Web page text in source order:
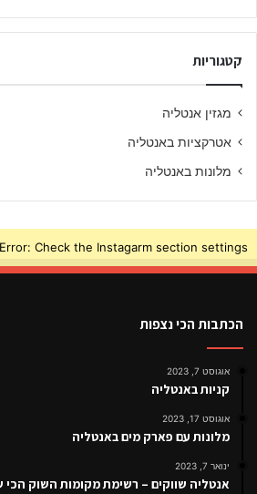
ב
ע
קטגוריות
מגזין אנטליה
אטרקציות באנטליה
מלונות באנטליה
Error: Check the Instagarm section settings.
הכתבות הכי נצפות
אוגוסט 7, 2023
קניות באנטליה
אוגוסט 17, 2023
מלונות עם פארק מים באנטליה
ינואר 7, 2023
אנטליה שווקים – רשימת מקומות השוק הכי